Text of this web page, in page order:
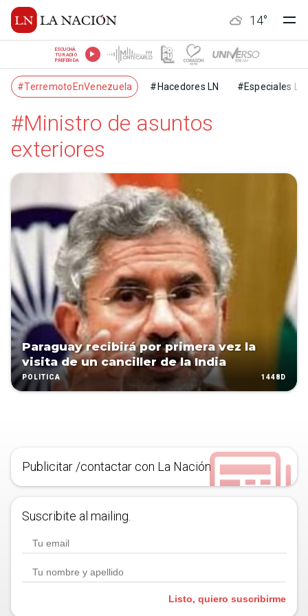
14°
ESCUCHÁ
TU RADIO
PREFERIDA
#TerremotoEnVenezuela #Hacedores LN #Especiales LN
#Ministro de asuntos
exteriores
Paraguay recibirá por primera vez la
visita de un canciller de la India
POLÍTICA 1448D
Publicitar /contactar con La Nación
Suscribite al mailing.
Listo, quiero suscribirme